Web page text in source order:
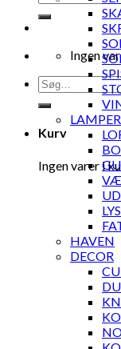
efter:
Ingen
Søg
efter:
Kurv
Ingen varer i
LAMPER
HAVEN
DECOR